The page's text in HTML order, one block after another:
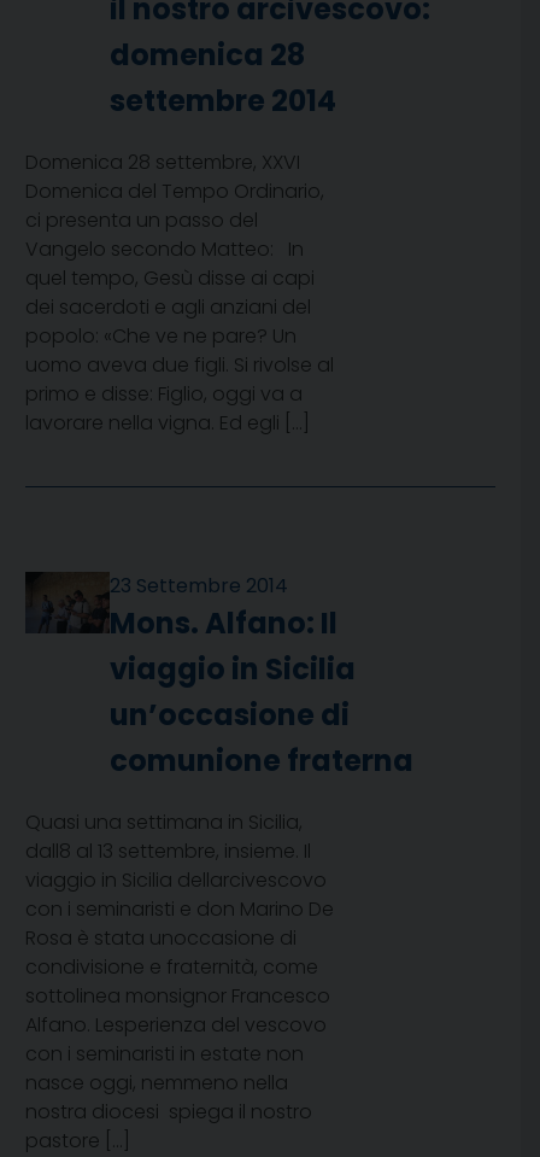
il nostro arcivescovo:
domenica 28
settembre 2014
Domenica 28 settembre, XXVI
Domenica del Tempo Ordinario,
ci presenta un passo del
Vangelo secondo Matteo: In
quel tempo, Gesù disse ai capi
dei sacerdoti e agli anziani del
popolo: «Che ve ne pare? Un
uomo aveva due figli. Si rivolse al
primo e disse: Figlio, oggi va a
lavorare nella vigna. Ed egli […]
23 Settembre 2014
Mons. Alfano: Il
viaggio in Sicilia
un’occasione di
comunione fraterna
Quasi una settimana in Sicilia,
dall8 al 13 settembre, insieme. Il
viaggio in Sicilia dellarcivescovo
con i seminaristi e don Marino De
Rosa è stata unoccasione di
condivisione e fraternità, come
sottolinea monsignor Francesco
Alfano. Lesperienza del vescovo
con i seminaristi in estate non
nasce oggi, nemmeno nella
nostra diocesi  spiega il nostro
pastore […]